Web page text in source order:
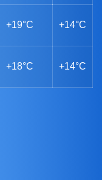
+19°C +14°C
+18°C +14°C